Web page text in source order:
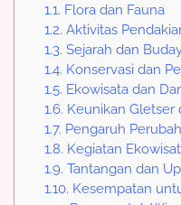
1.1. Flora dan Fauna
1.2. Aktivitas
1.3. Sejarah dan
1.4. Konservasi dan
1.5. Ekowisata dan
1.6. Keunikan Gletser
1.7. Pengaruh
1.8. Kegiatan
1.9. Tantangan dan
1.10. Kesempatan